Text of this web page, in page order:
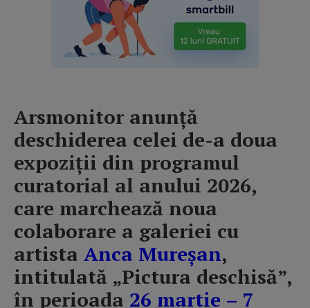
Arsmonitor anunță
deschiderea celei de-a doua
expoziții din programul
curatorial al anului 2026,
care marchează noua
colaborare a galeriei cu
artista Anca Mureșan,
intitulată „Pictura deschisă”,
în perioada 26 martie – 7